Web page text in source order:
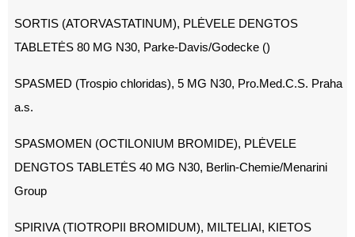
SORTIS (ATORVASTATINUM), PLĖVELE DENGTOS
TABLETĖS 80 MG N30, Parke-Davis/Godecke ()
SPASMED (Trospio chloridas), 5 MG N30, Pro.Med.C.S. Praha
a.s.
SPASMOMEN (OCTILONIUM BROMIDE), PLĖVELE
DENGTOS TABLETĖS 40 MG N30, Berlin-Chemie/Menarini
Group
SPIRIVA (TIOTROPII BROMIDUM), MILTELIAI, KIETOS